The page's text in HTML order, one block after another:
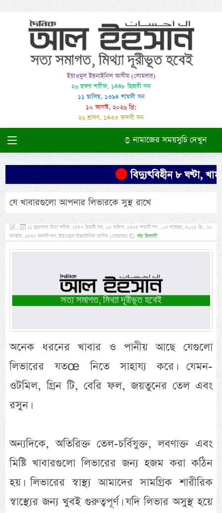
ইয়াওমুল ইছনাইনিল আযীম (সোমবার)
২৬ ছফর শরীফ, ১৪৪৮ হিজরী সন
১১ ছালিছ, ১৩৯৪ শামসী সন
১০ আগস্ট, ২০২৬ খ্রি:
২৬ শ্রাবণ, ১৪৩৩ ফসলী সন
নামাজের সময়সুচি দেখুন
বিদ্যুৎবিহীন ৮ ঘণ্টা,
যে খাবারগুলো আপনার লিভারকে সুস্থ রাখে
,
১১ জুমাদাল ঊলা শরীফ, ১৪৪৭ হিজরী সন, ০৫ সাদিস, ১৩৯৩ শামসী সন , ০৩ নভেম্বর, ২০২৫ খ্রি:, ১৮
কার্তিক, ১৪৩২ ফসলী সন, ইয়াওমুল ইছনাইনিল আযীম (সোমবার)
পাঁচ মিশালী
অনেক ধরনের খাবার ও পানীয় আছে যেগুলো
লিভারের যতœ নিতে সাহায্য করে। যেমন-
ওটমিল, গ্রিন টি, বেরি ফল, জয়তুনের তেল এবং
রসুন।
অন্যদিকে, অতিরিক্ত তেল-চর্বিযুক্ত, লবণাক্ত এবং
মিষ্টি খাবারগুলো লিভারের জন্য হজম করা কঠিন
হয়। লিভারের স্বাস্থ্য আমাদের সামগ্রিক শারীরিক
স্বাস্থ্যের জন্য খুবই গুরুত্বপূর্ণ। যদি লিভার অসুস্থ হয়ে